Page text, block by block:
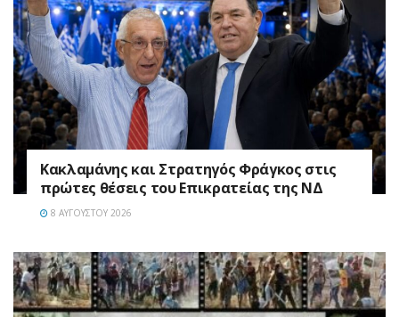
Κακλαμάνης και Στρατηγός Φράγκος στις
πρώτες θέσεις του Επικρατείας της ΝΔ
8 ΑΥΓΟΎΣΤΟΥ 2026